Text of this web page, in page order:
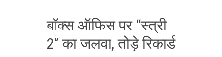
बॉक्स ऑफिस पर “स्त्री
2” का जलवा, तोड़े रिकार्ड